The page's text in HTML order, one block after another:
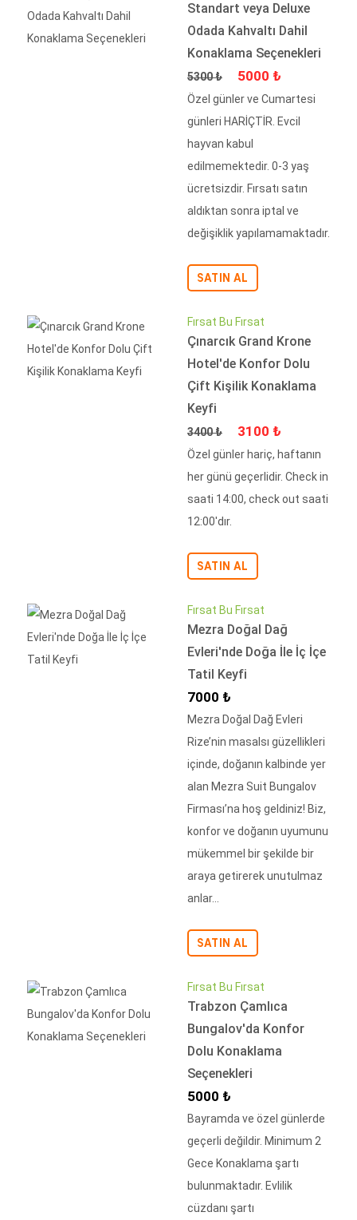
Standart veya Deluxe
Odada Kahvaltı Dahil
Konaklama Seçenekleri
Fiyat
5300 ₺ İndirimli Fiyat
5000 ₺
Özel günler ve Cumartesi
günleri HARİÇTİR. Evcil
hayvan kabul
edilmemektedir. 0-3 yaş
ücretsizdir. Fırsatı satın
aldıktan sonra iptal ve
değişiklik yapılamamaktadır.
SATIN AL
Fırsat Bu Fırsat
Çınarcık Grand Krone
Hotel'de Konfor Dolu
Çift Kişilik Konaklama
Keyfi
Fiyat
3400 ₺ İndirimli Fiyat
3100 ₺
Özel günler hariç, haftanın
her günü geçerlidir. Check in
saati 14:00, check out saati
12:00'dır.
SATIN AL
Fırsat Bu Fırsat
Mezra Doğal Dağ
Evleri'nde Doğa İle İç İçe
Tatil Keyfi
İndirimli Fiyat
7000 ₺
Mezra Doğal Dağ Evleri
Rize’nin masalsı güzellikleri
içinde, doğanın kalbinde yer
alan Mezra Suit Bungalov
Firması’na hoş geldiniz! Biz,
konfor ve doğanın uyumunu
mükemmel bir şekilde bir
araya getirerek unutulmaz
anlar...
SATIN AL
Fırsat Bu Fırsat
Trabzon Çamlıca
Bungalov'da Konfor
Dolu Konaklama
Seçenekleri
İndirimli Fiyat
5000 ₺
Bayramda ve özel günlerde
geçerli değildir. Minimum 2
Gece Konaklama şartı
bulunmaktadır. Evlilik
cüzdanı şartı